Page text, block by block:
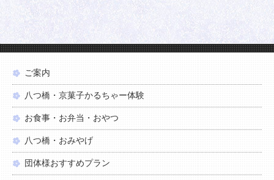
ご案内
八つ橋・京菓子かるちゃー体験
お食事・お弁当・おやつ
八つ橋・おみやげ
団体様おすすめプラン